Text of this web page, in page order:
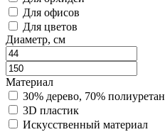
Для офисов
Для цветов
Диаметр, см
Материал
30% дерево, 70% полиуретан
3D пластик
Искусственный материал